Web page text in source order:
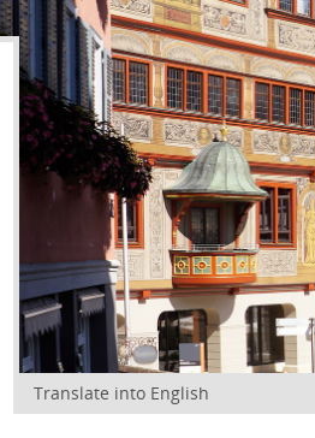
Translate into English